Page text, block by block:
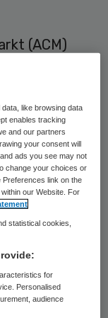
(ACM)
is om
de
de
eerste lijn
dat gaat
like browsing data
enables tracking
and our partners
your consent will
ads you see may not
change your choices or
Preferences link on the
our Website. For
statistical cookies,
for
Personalised
audience